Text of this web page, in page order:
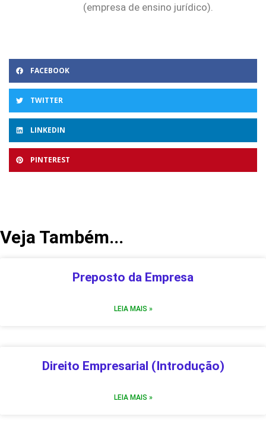
(empresa de ensino jurídico).
FACEBOOK
TWITTER
LINKEDIN
PINTEREST
Veja Também...
Preposto da Empresa
LEIA MAIS »
Direito Empresarial (Introdução)
LEIA MAIS »